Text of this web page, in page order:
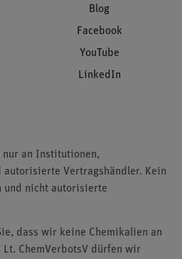
Blog
Facebook
YouTube
LinkedIn
nur an Institutionen,
autorisierte Vertragshändler. Kein
und nicht autorisierte
dass wir keine Chemikalien an
ChemVerbotsV dürfen wir